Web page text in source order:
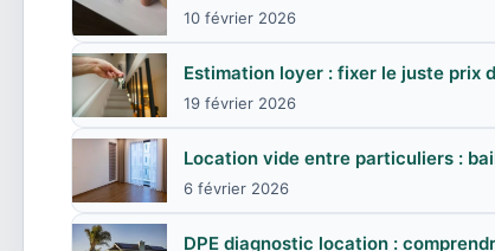
10 février 2026
Estimation loyer : fixer le juste prix
19 février 2026
Location vide entre particuliers :
6 février 2026
DPE diagnostic location :